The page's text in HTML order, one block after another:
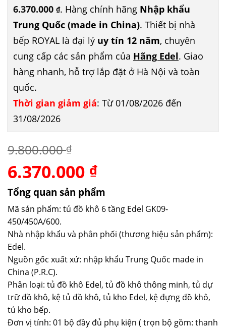
6.370.000 ₫. Hàng chính hãng Nhập khẩu
Trung Quốc (made in China). Thiết bị nhà
bếp ROYAL là đại lý uy tín 12 năm, chuyên
cung cấp các sản phẩm của Hãng Edel. Giao
hàng nhanh, hỗ trợ lắp đặt ở Hà Nội và toàn
quốc.
Thời gian giảm giá: Từ 01/08/2026 đến
31/08/2026
9.800.000₫
Giá
gốc
là:
9.800.000 ₫.
6.370.000 ₫Giá
tại
là:
6.370.000 ₫.
Tổng quan sản phẩm
Mã sản phẩm: tủ đồ khô 6 tầng Edel GK09-
450/450A/600.
Nhà nhập khẩu và phân phối (thương hiệu sản phẩm):
Edel.
Nguồn gốc xuất xứ: nhập khẩu Trung Quốc made in
China (P.R.C).
Phân loại: tủ đồ khô Edel, tủ đồ khô thông minh, tủ dự
trữ đồ khô, kệ tủ đồ khô, tủ kho Edel, kệ đựng đồ khô,
tủ kho bếp.
Đơn vị tính: 01 bộ đầy đủ phụ kiện ( trọn bộ gồm: thanh